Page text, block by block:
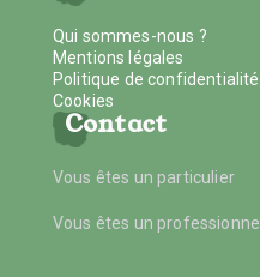
Qui sommes-nous ?
Mentions légales
Politique de confidentialité
Cookies
Contact
Vous êtes un particulier
Vous êtes un professionnel